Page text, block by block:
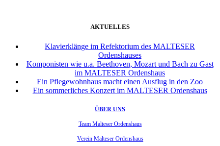
AKTUELLES
Klavierklänge im Refektorium des MALTESER
Ordenshauses
Komponisten wie u.a. Beethoven, Mozart und Bach zu Gast
im MALTESER Ordenshaus
Ein Pflegewohnhaus macht einen Ausflug in den Zoo
Ein sommerliches Konzert im MALTESER Ordenshaus
ÜBER UNS
Team Malteser Ordenshaus
Verein Malteser Ordenshaus